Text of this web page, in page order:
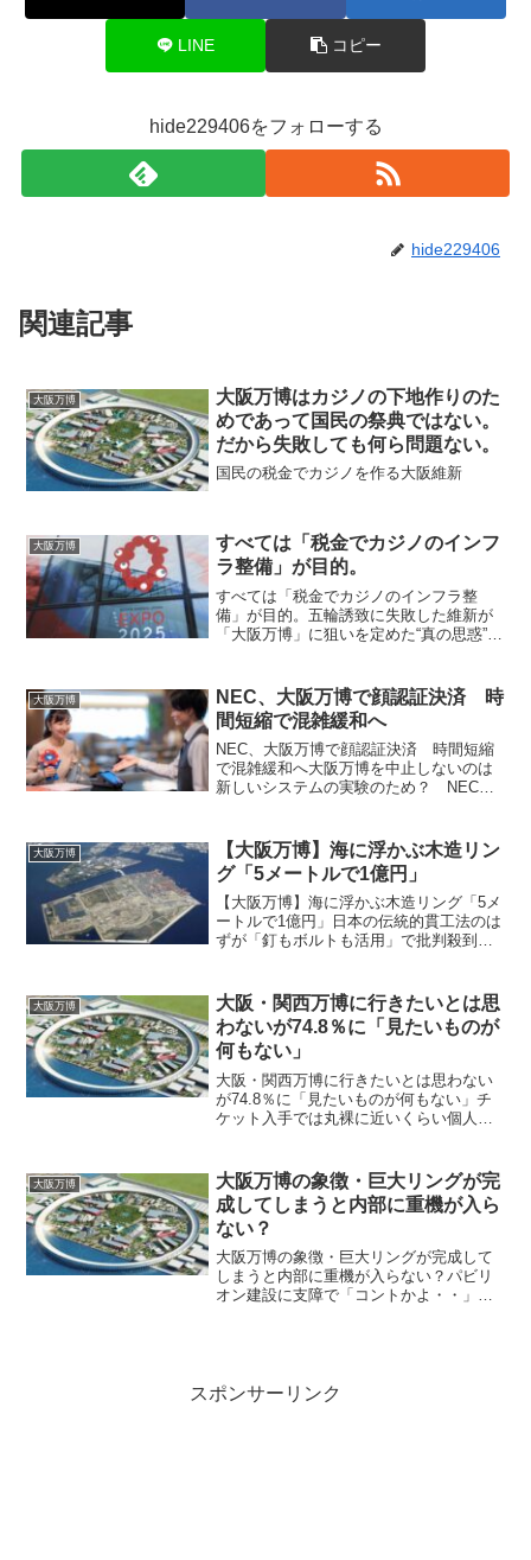
LINE コピー
hide229406をフォローする
hide229406
関連記事
大阪万博
大阪万博はカジノの下地作りのた
めであって国民の祭典ではない。
だから失敗しても何ら問題ない。
国民の税金でカジノを作る大阪維新
大阪万博
すべては「税金でカジノのインフ
ラ整備」が目的。
すべては「税金でカジノのインフラ整
備」が目的。五輪誘致に失敗した維新が
「大阪万博」に狙いを定めた“真の思惑”い
否めないのが現状で、事実、チケットの
売れ行きも芳しくあ...
大阪万博
NEC、大阪万博で顔認証決済 時
間短縮で混雑緩和へ
NEC、大阪万博で顔認証決済 時間短縮
で混雑緩和へ大阪万博を中止しないのは
新しいシステムの実験のため？ NECは
ムを導入すると発表した。事前登録して
おけば、レジに...
大阪万博
【大阪万博】海に浮かぶ木造リン
グ「5メートルで1億円」
【大阪万博】海に浮かぶ木造リング「5メ
ートルで1億円」日本の伝統的貫工法のは
ずが「釘もボルトも活用」で批判殺到
判が高まっている。 建設費は約344億
円。リングで使...
大阪万博
大阪・関西万博に行きたいとは思
わないが74.8％に「見たいものが
何もない」
大阪・関西万博に行きたいとは思わない
が74.8％に「見たいものが何もない」チ
ケット入手では丸裸に近いくらい個人情
オンの完成が遅れ、「工事中の万博会場
で見学をする」...
大阪万博
大阪万博の象徴・巨大リングが完
成してしまうと内部に重機が入ら
ない？
大阪万博の象徴・巨大リングが完成して
しまうと内部に重機が入らない？パビリ
オン建設に支障で「コントかよ・・」〜
スポンサーリンク